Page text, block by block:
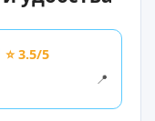
⭐ 3.5/5
📍